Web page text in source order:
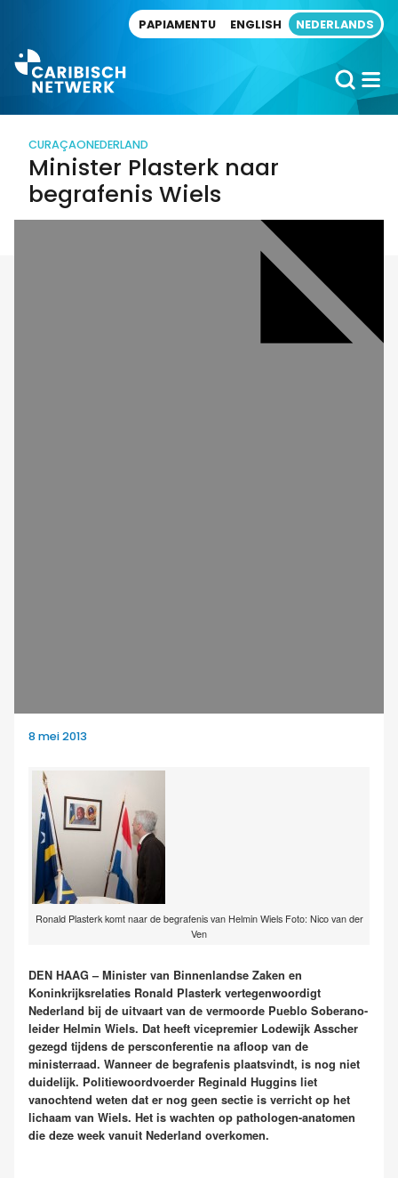
PAPIAMENTU ENGLISH NEDERLANDS
CURAÇAONEDERLAND
Minister Plasterk naar
begrafenis Wiels
8 mei 2013
Ronald Plasterk komt naar de begrafenis van Helmin Wiels Foto: Nico van der
Ven
DEN HAAG – Minister van Binnenlandse Zaken en
Koninkrijksrelaties Ronald Plasterk vertegenwoordigt
Nederland bij de uitvaart van de vermoorde Pueblo Soberano-
leider Helmin Wiels. Dat heeft vicepremier Lodewijk Asscher
gezegd tijdens de persconferentie na afloop van de
ministerraad. Wanneer de begrafenis plaatsvindt, is nog niet
duidelijk. Politiewoordvoerder Reginald Huggins liet
vanochtend weten dat er nog geen sectie is verricht op het
lichaam van Wiels. Het is wachten op pathologen-anatomen
die deze week vanuit Nederland overkomen.